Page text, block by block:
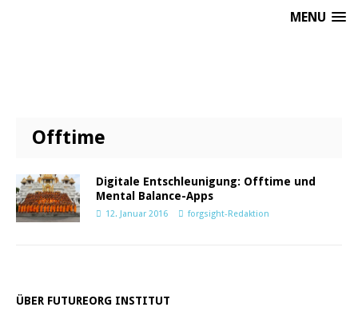
MENU
Offtime
Digitale Entschleunigung: Offtime und
Mental Balance-Apps
12. Januar 2016 forgsight-Redaktion
ÜBER FUTUREORG INSTITUT